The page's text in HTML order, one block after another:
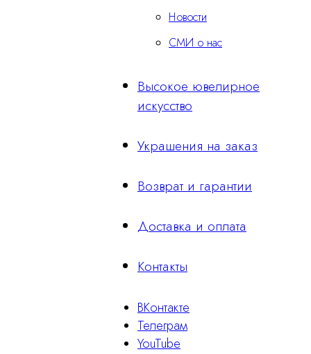
Новости
СМИ о нас
Высокое ювелирное
искусство
Украшения на заказ
Возврат и гарантии
Доставка и оплата
Контакты
ВКонтакте
Телеграм
YouTube